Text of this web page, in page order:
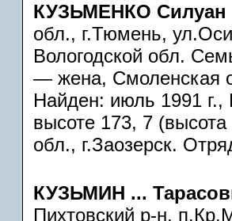
КУЗЬМЕНКО Силуан
обл., г.Тюмень,
Вологодской обл.
— жена, Смоленская
Найден: июль 1991
высоте 173, 7
обл., г.Заозерск.
КУЗЬМИН ...
Пихтовский р-н,